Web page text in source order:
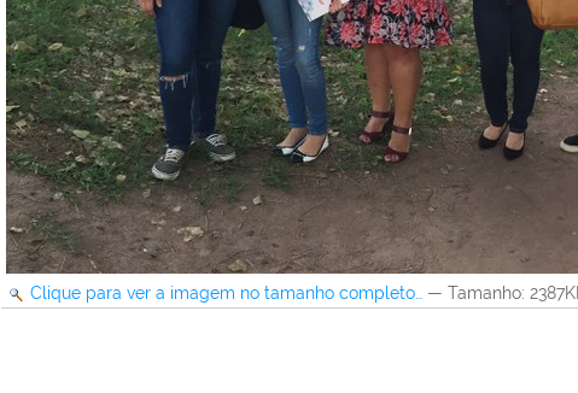
Clique para ver a imagem no tamanho completo… — Tamanho: